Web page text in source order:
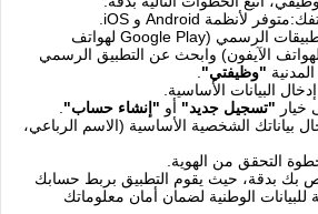
‏متوفر لأنظمة Android و iOS.
قم بالدخول إلى متجر التطبيقات الرسمي (Google Play لهواتف
الأندرويد، أو App Store لهواتف الآيفون) وابحث عن التطبيق الرسمي
"وظيفتي"
‏إدخال البيانات الأساسية.
"تسجيل جديد" أو "إنشاء حساب"
بياناتك الشخصية الأساسية (الاسم الرباعي،
التحقق من الهوية.
بك بدقة، حيث يقوم التطبيق بربط حسابك
للبيانات الوطنية لضمان أمان معلوماتك